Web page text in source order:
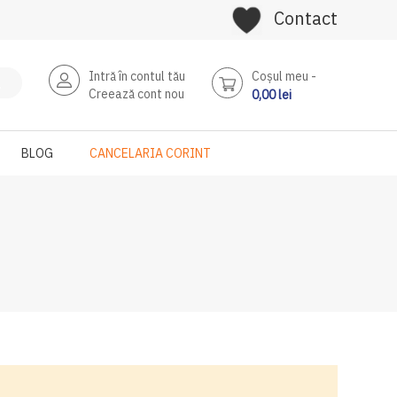
Contact
Intră în contul tău
Creează cont nou
Coşul meu
0,00 lei
BLOG CANCELARIA CORINT